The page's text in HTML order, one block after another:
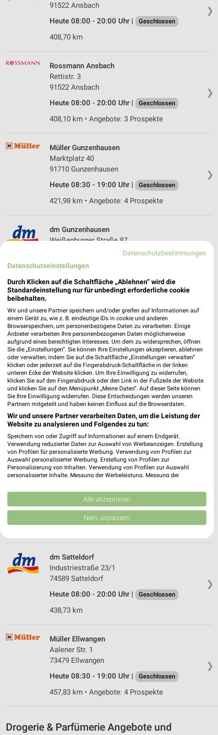
❯
91522 Ansbach
Heute 08:00 - 20:00 Uhr |
Geschlossen
408,70 km
❯
Rossmann Ansbach
Rettistr. 3
91522 Ansbach
Heute 08:00 - 20:00 Uhr |
Geschlossen
408,10 km • Angebote: 3 Prospekte
❯
Müller Gunzenhausen
Marktplatz 40
91710 Gunzenhausen
Heute 08:30 - 19:00 Uhr |
Geschlossen
421,98 km • Angebote: 4 Prospekte
dm Gunzenhausen
Weißenburger Straße 87
Heute 08:00 - 20:00 Uhr |
422,57 km
Rossmann Crailsheim
Karlstr. 24-26
74564 Crailsheim
Heute 08:00 - 20:00 Uhr | Geschlossen
442,89 km • Angebote: 3 Prospekte
Rossmann Oettingen
Nördlinger Str. 8a
86732 Oettingen
Heute 08:00 - 20:00 Uhr |
443,52 km • Angebote: 3 Prospekte
Müller Crailsheim
74564 Crailsheim
Heute 09:00 - 19:00 Uhr | Geschlossen
❯
dm Satteldorf
Industriestraße 23/1
74589 Satteldorf
Heute 08:00 - 20:00 Uhr |
Geschlossen
438,73 km
❯
Müller Ellwangen
Aalener Str. 1
73479 Ellwangen
Heute 08:30 - 19:00 Uhr |
Geschlossen
457,83 km • Angebote: 4 Prospekte
Drogerie & Parfümerie Angebote und
Datenschutzbestimmungen
Datenschutzeinstellungen
Durch Klicken auf die Schaltfläche „Ablehnen“ wird die
Standardeinstellung nur für unbedingt erforderliche cookie
beibehalten.
Wir und unsere Partner speichern und/oder greifen auf Informationen auf
einem Gerät zu, wie z. B. eindeutige IDs in cookie und anderen
Browserspeichern, um personenbezogene Daten zu verarbeiten. Einige
Anbieter verarbeiten Ihre personenbezogenen Daten möglicherweise
aufgrund eines berechtigten Interesses. Um dem zu widersprechen, öffnen
Sie die „Einstellungen“. Sie können Ihre Einstellungen akzeptieren, ablehnen
oder verwalten, indem Sie auf die Schaltfläche „Einstellungen verwalten“
klicken oder jederzeit auf die Fingerabdruck-Schaltfläche in der linken
unteren Ecke der Website klicken. Um Ihre Einwilligung zu widerrufen,
klicken Sie auf den Fingerabdruck oder den Link in der Fußzeile der Website
und klicken Sie auf den Menüpunkt „Meine Daten“. Auf dieser Seite können
Sie Ihre Einwilligung widerrufen. Diese Entscheidungen werden unseren
Partnern mitgeteilt und haben keinen Einfluss auf die Browserdaten.
Wir und unsere Partner verarbeiten Daten, um die Leistung der
Website zu analysieren und Folgendes zu tun:
Speichern von oder Zugriff auf Informationen auf einem Endgerät.
Verwendung reduzierter Daten zur Auswahl von Werbeanzeigen. Erstellung
von Profilen für personalisierte Werbung. Verwendung von Profilen zur
Auswahl personalisierter Werbung. Erstellung von Profilen zur
Personalisierung von Inhalten. Verwendung von Profilen zur Auswahl
personalisierter Inhalte. Messung der Werbeleistung. Messung der
Kombinationen von Daten aus verschiedenen Quellen. Entwicklung und
Verbesserung der Angebote. Verwendung reduzierter Daten zur Auswahl
von Inhalten.
Daten können außerhalb der Europäischen Union weitergegeben und in die
USA gesendet werden.
Website/App.
Partnerliste anzeigen (1 IAB-Anbieter)
Wir nutzen Ihre Daten für folgende Zwecke:
IAB-Verarbeitungszwecke:
Speichern von oder Zugriff auf Informationen
Erstellung von Profilen für personalisierte
Verwendung von Profilen zur Auswahl
Alle akzeptieren
Nein, anpassen